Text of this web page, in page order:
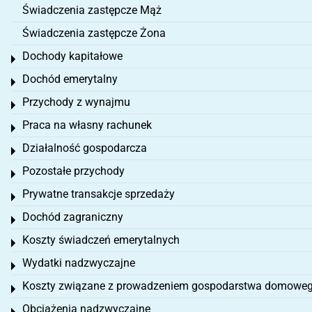
Świadczenia zastępcze Mąż
Świadczenia zastępcze Żona
Dochody kapitałowe
Toggle menu
Dochód emerytalny
Toggle menu
Przychody z wynajmu
Toggle menu
Praca na własny rachunek
Toggle menu
Działalność gospodarcza
Toggle menu
Pozostałe przychody
Toggle menu
Prywatne transakcje sprzedaży
Toggle menu
Dochód zagraniczny
Toggle menu
Koszty świadczeń emerytalnych
Toggle menu
Wydatki nadzwyczajne
Toggle menu
Koszty związane z prowadzeniem gospodarstwa
Toggle menu
Obciążenia nadzwyczajne